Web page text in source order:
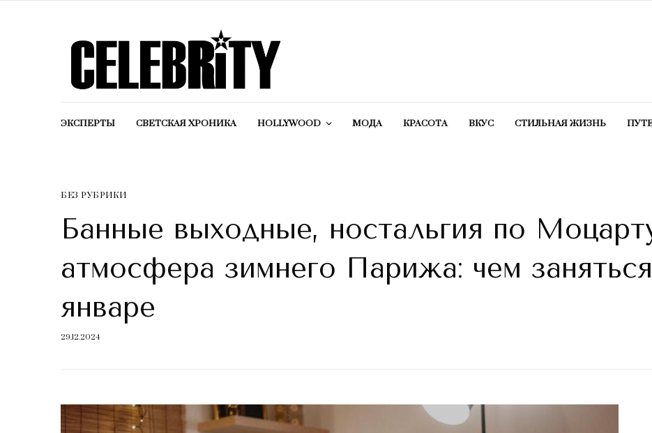
ЭКСПЕРТЫ СВЕТСКАЯ ХРОНИКА HOLLYWOOD МОДА КРАСОТA ВКУС СТИЛЬНАЯ ЖИЗНЬ
БЕЗ РУБРИКИ
Банные выходные, ностальгия по
атмосфера зимнего Парижа: чем
январе
29.12.2024